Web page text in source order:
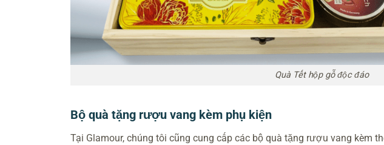
Quà Tết hộp gỗ độc đáo
Bộ quà tặng rượu vang kèm phụ kiện
Tại Glamour, chúng tôi cũng cung cấp các bộ quà tặng rượu vang kèm